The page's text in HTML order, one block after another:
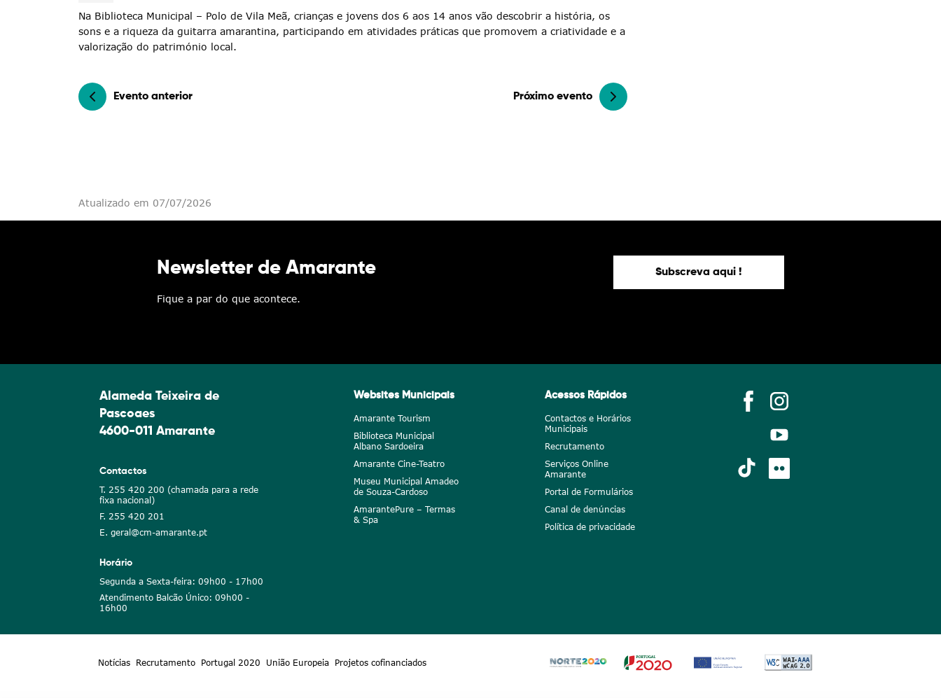
Na Biblioteca Municipal – Polo de Vila Meã, crianças e jovens dos 6 aos 14 anos vão descobrir a história, os
sons e a riqueza da guitarra amarantina, participando em atividades práticas que promovem a criatividade e a
valorização do património local.
Evento anterior Próximo evento
Atualizado em 07/07/2026
Newsletter de Amarante
Fique a par do que acontece.
Subscreva aqui !
Alameda Teixeira de
Pascoaes
4600-011 Amarante
Contactos
T. 255 420 200 (chamada para a rede
fixa nacional)
F. 255 420 201
E. geral@cm-amarante.pt
Horário
Segunda a Sexta-feira: 09h00 - 17h00
Atendimento Balcão Único: 09h00 -
16h00
Websites Municipais
Amarante Tourism
Biblioteca Municipal
Albano Sardoeira
Amarante Cine-Teatro
Museu Municipal Amadeo
de Souza-Cardoso
AmarantePure – Termas
& Spa
Acessos Rápidos
Contactos e Horários
Municipais
Recrutamento
Serviços Online
Amarante
Portal de Formulários
Canal de denúncias
Política de privacidade
Notícias Recrutamento Portugal 2020 União Europeia Projetos cofinanciados